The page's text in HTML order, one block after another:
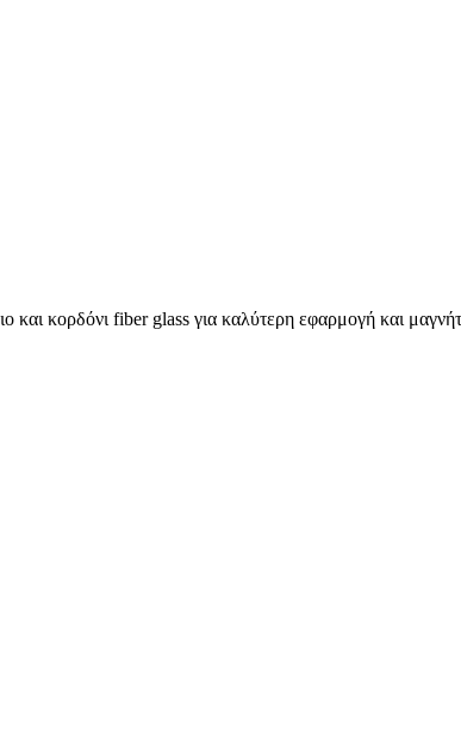
και κορδόνι fiber glass για καλύτερη εφαρμογή και